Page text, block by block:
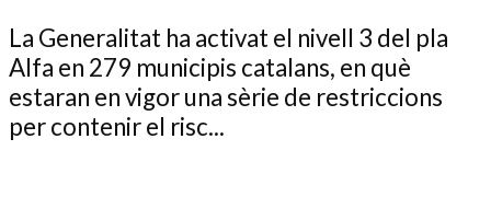
La Generalitat ha activat el nivell 3 del pla
Alfa en 279 municipis catalans, en què
estaran en vigor una sèrie de restriccions
per contenir el risc...